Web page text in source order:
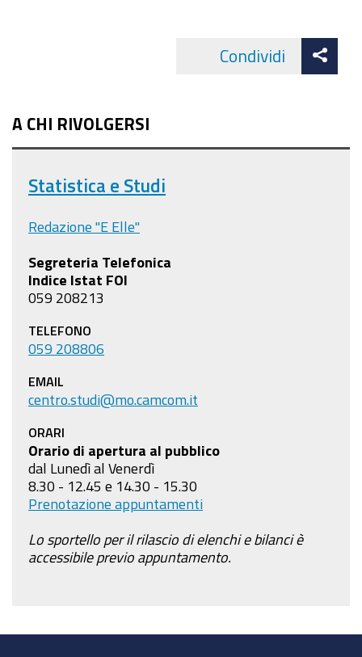
Condividi
A CHI RIVOLGERSI
Statistica e Studi
Redazione "E Elle"
Segreteria Telefonica
Indice Istat FOI
059 208213
TELEFONO
059 208806
EMAIL
centro.studi@mo.camcom.it
ORARI
Orario di apertura al pubblico
dal Lunedì al Venerdì
8.30 - 12.45 e 14.30 - 15.30
Prenotazione appuntamenti
Lo sportello per il rilascio di elenchi e bilanci è
accessibile previo appuntamento.